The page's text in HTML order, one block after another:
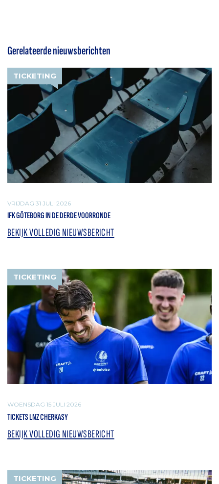
Gerelateerde nieuwsberichten
TICKETING
VRIJDAG 31 JULI 2026
IFK GÖTEBORG IN DE DERDE VOORRONDE
BEKIJK VOLLEDIG NIEUWSBERICHT
TICKETING
WOENSDAG 15 JULI 2026
TICKETS LNZ CHERKASY
BEKIJK VOLLEDIG NIEUWSBERICHT
TICKETING